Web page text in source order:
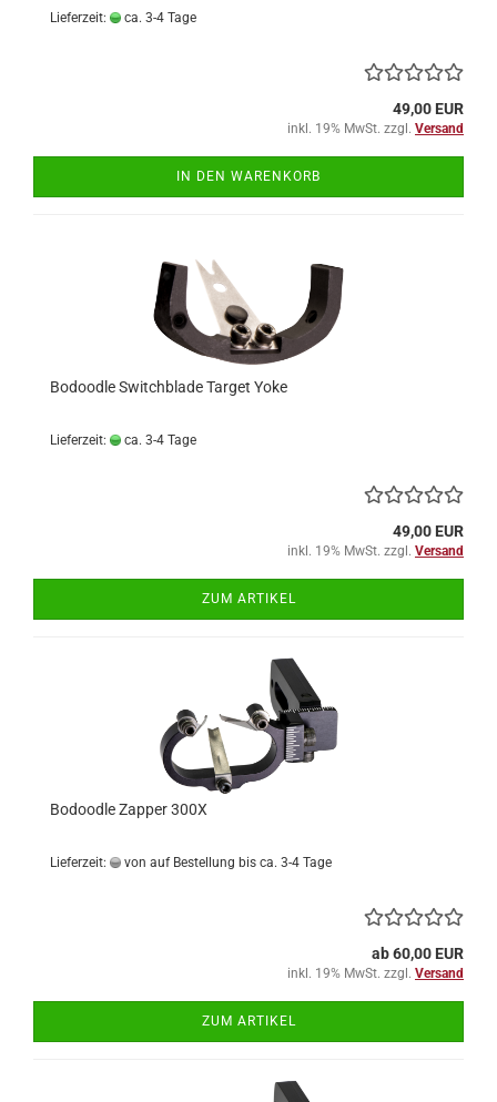
Lieferzeit: ca. 3-4 Tage
49,00 EUR
inkl. 19% MwSt. zzgl. Versand
IN DEN WARENKORB
Bodoodle Switchblade Target Yoke
Lieferzeit: ca. 3-4 Tage
49,00 EUR
inkl. 19% MwSt. zzgl. Versand
ZUM ARTIKEL
Bodoodle Zapper 300X
Lieferzeit: von auf Bestellung bis ca. 3-4 Tage
ab 60,00 EUR
inkl. 19% MwSt. zzgl. Versand
ZUM ARTIKEL